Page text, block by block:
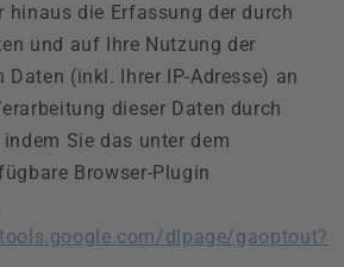
hinaus die Erfassung der durch
und auf Ihre Nutzung der
Daten (inkl. Ihrer IP-Adresse) an
dieser Daten durch
Sie das unter dem
Browser-Plugin
dlpage/gaoptout?